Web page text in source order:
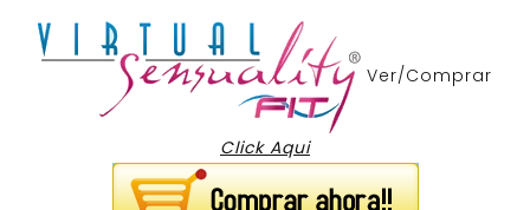
Ver/Comprar
Click Aqui